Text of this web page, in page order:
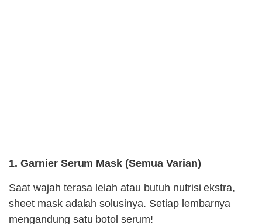
1. Garnier Serum Mask (Semua Varian)
Saat wajah terasa lelah atau butuh nutrisi ekstra,
sheet mask adalah solusinya. Setiap lembarnya
mengandung satu botol serum!